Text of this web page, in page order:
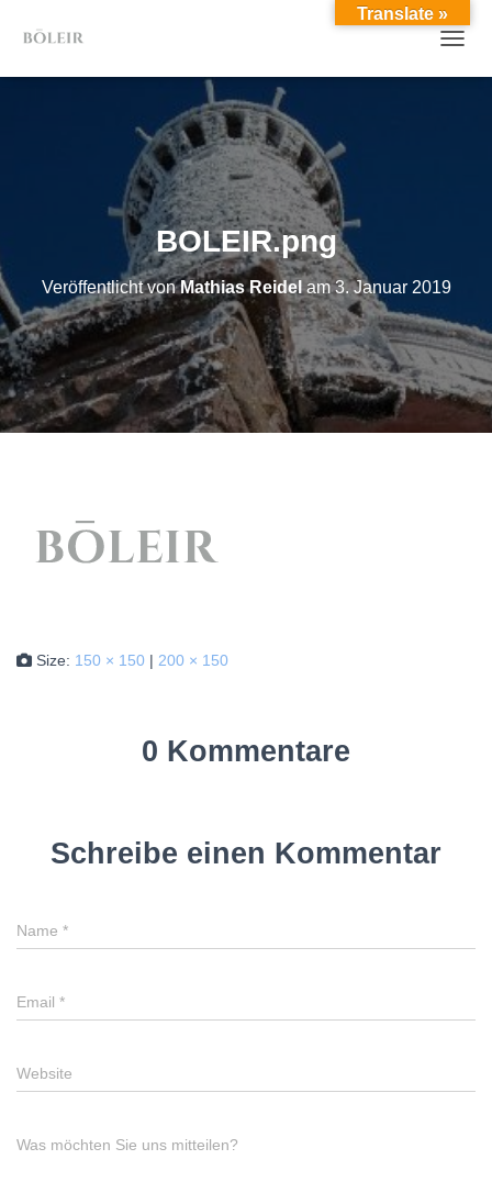
BOLEIR.png
Veröffentlicht vonMathias Reidelam3. Januar 2019
Size: 150 × 150 | 200 × 150
0 Kommentare
Schreibe einen Kommentar
Name *
Email *
Website
Was möchten Sie uns mitteilen?
Translate »